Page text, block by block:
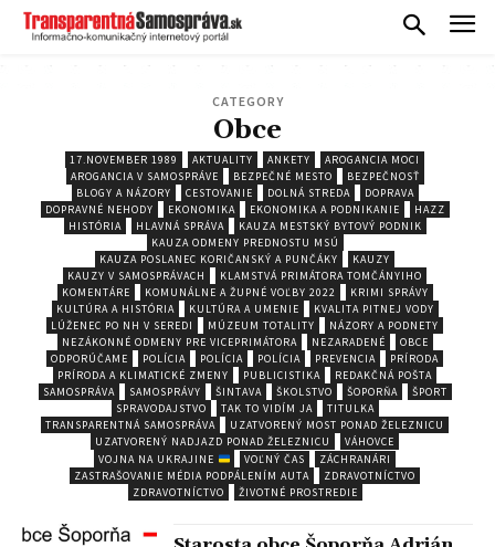
CATEGORY
Obce
17.NOVEMBER 1989 AKTUALITY ANKETY
AROGANCIA MOCI
AROGANCIA V SAMOSPRÁVE
BEZPEČNÉ MESTO
BEZPEČNOSŤ
BLOGY A NÁZORY
CESTOVANIE DOLNÁ STREDA
DOPRAVA
DOPRAVNÉ NEHODY
EKONOMIKA EKONOMIKA A PODNIKANIE
HAZZ
HISTÓRIA
HLAVNÁ SPRÁVA
KAUZA MESTSKÝ BYTOVÝ PODNIK
KAUZA ODMENY PREDNOSTU MSÚ
KAUZA POSLANEC KORIČANSKÝ A PUNČÁKY
KAUZY
KAUZY V SAMOSPRÁVACH
KLAMSTVÁ PRIMÁTORA TOMČÁNYIHO
KOMENTÁRE
KOMUNÁLNE A ŽUPNÉ VOĽBY 2022
KRIMI SPRÁVY
KULTÚRA A HISTÓRIA
KULTÚRA A UMENIE
KVALITA PITNEJ VODY
LÚŽENEC PO NH V SEREDI
MÚZEUM TOTALITY
NÁZORY A PODNETY
NEZÁKONNÉ ODMENY PRE VICEPRIMÁTORA
NEZARADENÉ
OBCE
ODPORÚČAME
POLÍCIA POLÍCIA POLÍCIA PREVENCIA
PRÍRODA
PRÍRODA A KLIMATICKÉ ZMENY
PUBLICISTIKA
REDAKČNÁ POŠTA
SAMOSPRÁVA
SAMOSPRÁVY ŠINTAVA ŠKOLSTVO ŠOPORŇA
ŠPORT
SPRAVODAJSTVO
TAK TO VIDÍM JA
TITULKA
TRANSPARENTNÁ SAMOSPRÁVA
UZATVORENÝ MOST PONAD ŽELEZNICU
UZATVORENÝ NADJAZD PONAD ŽELEZNICU
VÁHOVCE
VOJNA NA UKRAJINE
VOĽNÝ ČAS
ZÁCHRANÁRI
ZASTRAŠOVANIE MÉDIA PODPÁLENÍM AUTA
ZDRAVOTNÍCTVO
ZDRAVOTNÍCTVO
ŽIVOTNÉ PROSTREDIE